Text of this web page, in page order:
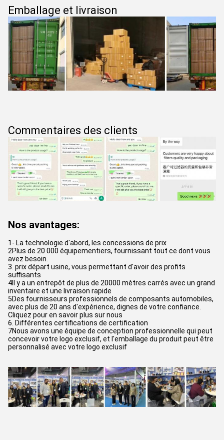
Emballage et livraison
Commentaires des clients
Nos avantages:
1- La technologie d'abord, les concessions de prix
2Plus de 20 000 équipementiers, fournissant tout ce dont vous
avez besoin.
3. prix départ usine, vous permettant d'avoir des profits
suffisants
4Il y a un entrepôt de plus de 20000 mètres carrés avec un grand
inventaire et une livraison rapide
5Des fournisseurs professionnels de composants automobiles,
avec plus de 20 ans d'expérience, dignes de votre confiance.
Cliquez pour en savoir plus sur nous
6. Différentes certifications de certification
7Nous avons une équipe de conception professionnelle qui peut
concevoir votre logo exclusif, et l'emballage du produit peut être
personnalisé avec votre logo exclusif